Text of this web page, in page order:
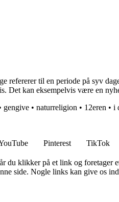
refererer til en periode på syv
Det kan eksempelvis være en
gengive • naturreligion • 12eren • i
Pinterest TikTok
klikker på et link og foretager
side. Nogle links kan give os